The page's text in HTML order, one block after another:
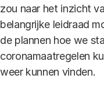
zou naar het inzicht
belangrijke leidraad
de plannen hoe we
coronamaatregelen
weer kunnen vinden.